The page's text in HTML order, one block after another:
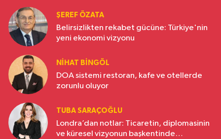
ŞEREF ÖZATA
Belirsizlikten rekabet gücüne: Türkiye'nin
yeni ekonomi vizyonu
NIHAT BINGÖL
DOA sistemi restoran, kafe ve otellerde
zorunlu oluyor
TUBA SARAÇOĞLU
Londra’dan notlar: Ticaretin, diplomasinin
ve küresel vizyonun başkentinde